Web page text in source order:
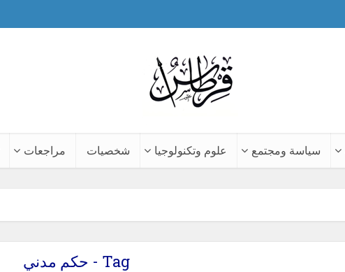
سياسة ومجتمع علوم وتكنولوجيا شخصيات مراجعات
Tag - حكم مدني